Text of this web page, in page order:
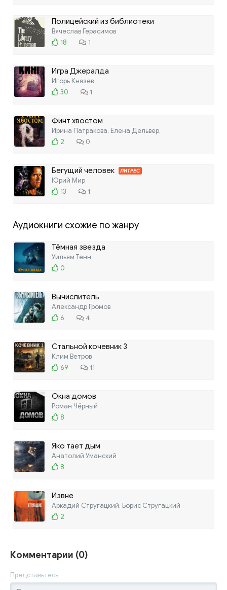
Полицейский из библиотеки
Вячеслав Герасимов
18
1
Игра Джералда
Игорь Князев
30
1
Финт хвостом
Ирина Патракова, Елена Дельвер,
2
0
Бегущий человек ЛИТРЕС
Юрий Мир
13
1
Аудиокниги схожие по жанру
Тёмная звезда
Уильям Тенн
0
Вычислитель
Александр Громов
6
4
Стальной кочевник 3
Клим Ветров
69
11
Окна домов
Роман Чёрный
8
Яко тает дым
Анатолий Уманский
8
Извне
Аркадий Стругацкий, Борис Стругацкий
2
Комментарии (0)
Представьтесь